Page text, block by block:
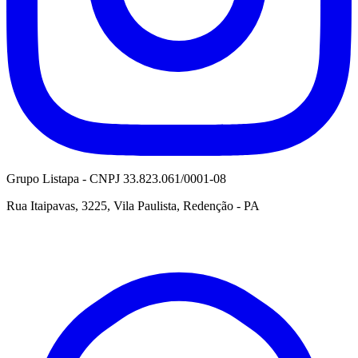
Grupo Listapa - CNPJ 33.823.061/0001-08
Rua Itaipavas, 3225, Vila Paulista, Redenção - PA